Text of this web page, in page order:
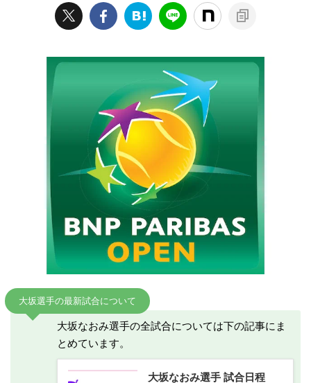
大坂選手の最新試合について
大坂なおみ選手の全試合については下の記事にま
とめています。
大坂なおみ選手 試合日程